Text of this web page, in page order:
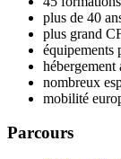
plus de 40
plus grand
équipements
nombreux
mobilité
Parcours